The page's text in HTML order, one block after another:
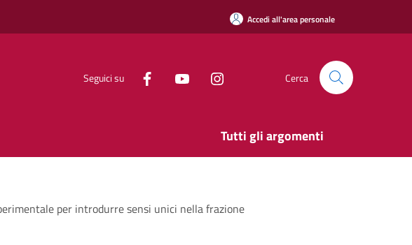
Accedi all'area personale
Seguici su Cerca
Tutti gli argomenti
per introdurre sensi unici nella frazione